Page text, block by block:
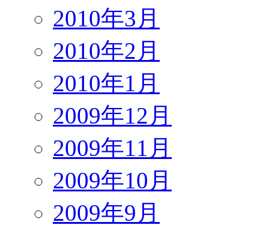
2010年3月
2010年2月
2010年1月
2009年12月
2009年11月
2009年10月
2009年9月